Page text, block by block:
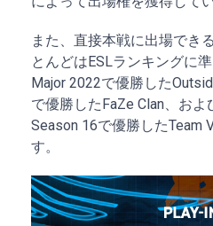
また、直接本戦に出場でき
とんどはESLランキングに
Major 2022で優勝した
で優勝したFaZe Clan、およ
Season 16で優勝したTeam
す。